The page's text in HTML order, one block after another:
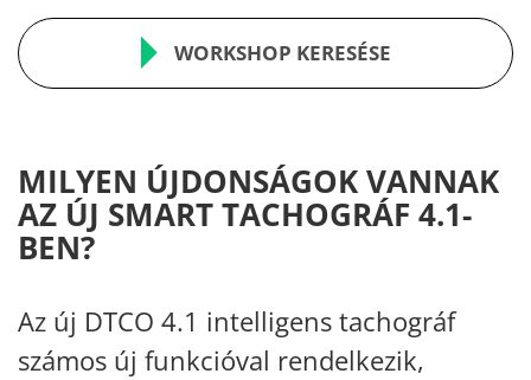
WORKSHOP KERESÉSE
MILYEN ÚJDONSÁGOK VANNAK
AZ ÚJ SMART TACHOGRÁF 4.1-
BEN?
Az új DTCO 4.1 intelligens tachográf
számos új funkcióval rendelkezik,